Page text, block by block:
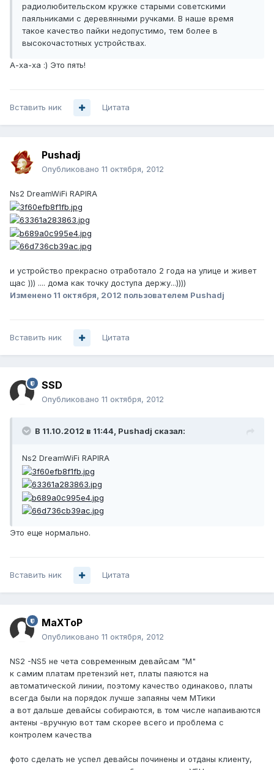
радиолюбительском кружке старыми советскими
паяльниками с деревянными ручками. В наше время
такое качество пайки недопустимо, тем более в
высокочастотных устройствах.
А-ха-ха :) Это пять!
Вставить ник Цитата
Pushadj
Опубликовано 11 октября, 2012
Ns2 DreamWiFi RAPIRA
и устройство прекрасно отработало 2 года на улице и живет
щас ))) .... дома как точку доступа держу...))))
Изменено 11 октября, 2012 пользователем Pushadj
Вставить ник Цитата
SSD
Опубликовано 11 октября, 2012
В 11.10.2012 в 11:44, Pushadj сказал:
Ns2 DreamWiFi RAPIRA
Это еще нормально.
Вставить ник Цитата
MaXToP
Опубликовано 11 октября, 2012
NS2 -NS5 не чета современным девайсам "М"
к самим платам претензий нет, платы паяются на
автоматической линии, поэтому качество одинаково, платы
всегда были на порядок лучше запаяны чем МТики
а вот дальше девайсы собираются, в том числе напаиваются
антены -вручную вот там скорее всего и проблема с
контролем качества
фото сделать не успел девайсы починены и отданы клиенту,